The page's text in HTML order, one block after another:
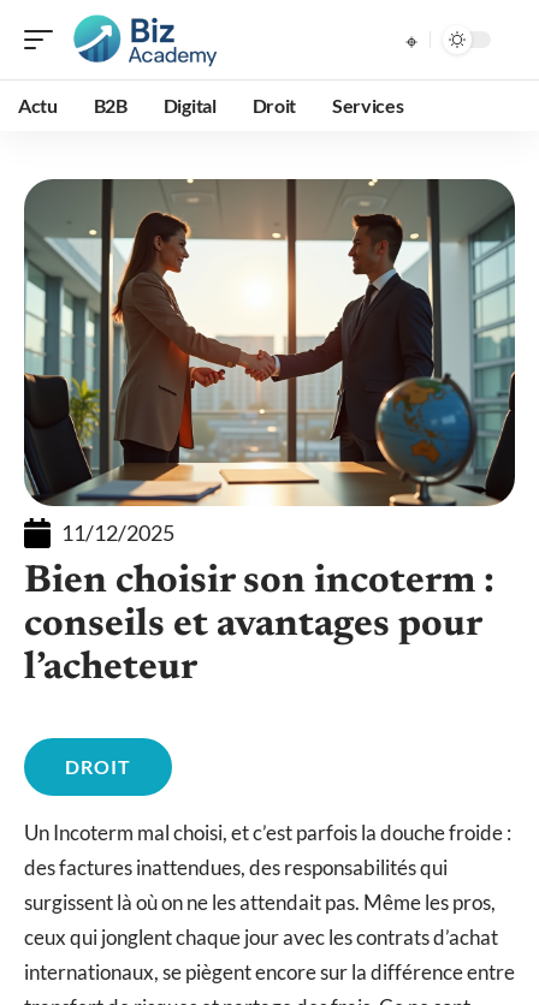
Actu B2B Digital Droit Services
11/12/2025
Bien choisir son incoterm :
conseils et avantages pour
l’acheteur
DROIT
Un Incoterm mal choisi, et c’est parfois la douche froide :
des factures inattendues, des responsabilités qui
surgissent là où on ne les attendait pas. Même les pros,
ceux qui jonglent chaque jour avec les contrats d’achat
internationaux, se piègent encore sur la différence entre